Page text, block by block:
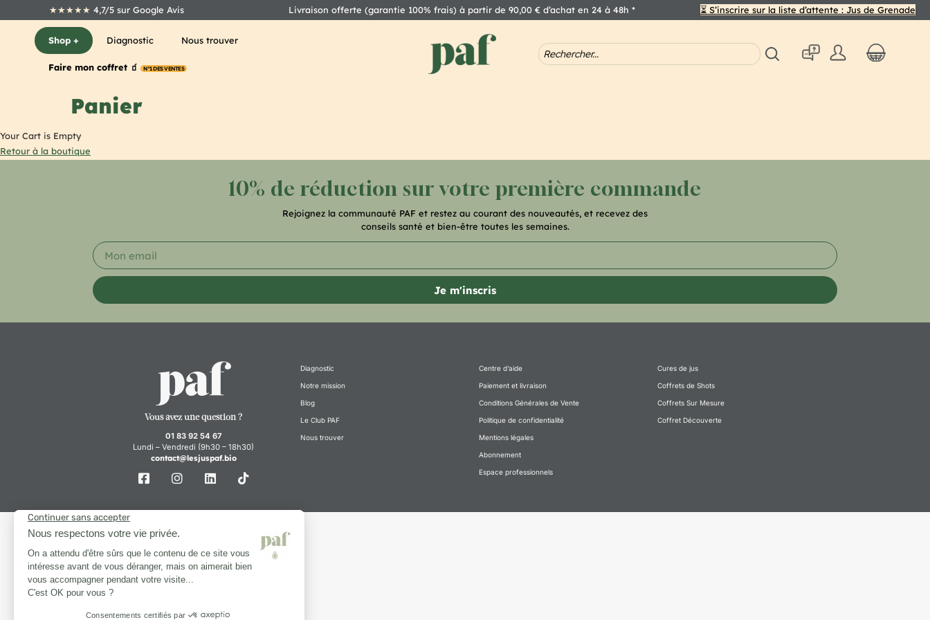
★★★★★ 4,7/5 sur Google Avis Livraison offerte (garantie 100% frais) à partir de 90,00 € d’achat en 24 à 48h * ⏳ S’inscrire sur la liste d’attente : Jus de Grenade
Shop + Diagnostic Nous trouver
Faire mon coffret 🧃 N°1 DES VENTES
Panier
Your Cart is Empty
Retour à la boutique
10% de réduction sur votre première commande
Rejoignez la communauté PAF et restez au courant des nouveautés, et recevez des
conseils santé et bien-être toutes les semaines.
Je m'inscris
Vous avez une question ?
01 83 92 54 67
Lundi – Vendredi (9h30 – 18h30)
contact@lesjuspaf.bio
Diagnostic
Notre mission
Blog
Le Club PAF
Nous trouver
Centre d’aide
Paiement et livraison
Conditions Générales de Vente
Politique de confidentialité
Mentions légales
Abonnement
Espace professionnels
Cures de jus
Coffrets de Shots
Coffrets Sur Mesure
Coffret Découverte